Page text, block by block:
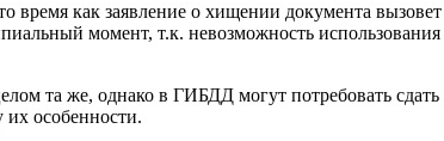
время как заявление о хищении документа вызовет
момент, т.к. невозможность
та же, однако в ГИБДД могут потребовать
их особенности.